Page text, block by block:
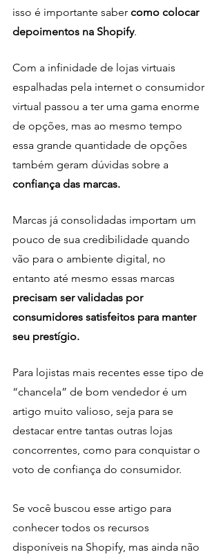
isso é importante saber como colocar
depoimentos na Shopify.
Com a infinidade de lojas virtuais
espalhadas pela internet o consumidor
virtual passou a ter uma gama enorme
de opções, mas ao mesmo tempo
essa grande quantidade de opções
também geram dúvidas sobre a
confiança das marcas.
Marcas já consolidadas importam um
pouco de sua credibilidade quando
vão para o ambiente digital, no
entanto até mesmo essas marcas
precisam ser validadas por
consumidores satisfeitos para manter
seu prestígio.
Para lojistas mais recentes esse tipo de
“chancela” de bom vendedor é um
artigo muito valioso, seja para se
destacar entre tantas outras lojas
concorrentes, como para conquistar o
voto de confiança do consumidor.
Se você buscou esse artigo para
conhecer todos os recursos
disponíveis na Shopify, mas ainda não